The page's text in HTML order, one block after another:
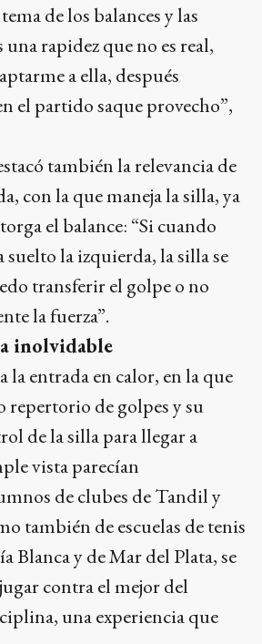
de los balances y las
una rapidez que no es real,
a ella, después
el partido saque provecho”,
también la relevancia de
con la que maneja la silla, ya
el balance: “Si cuando
la izquierda, la silla se
transferir el golpe o no
la fuerza”.
inolvidable
la entrada en calor, en la que
repertorio de golpes y su
de la silla para llegar a
vista parecían
de clubes de Tandil y
también de escuelas de tenis
Blanca y de Mar del Plata, se
contra el mejor del
una experiencia que